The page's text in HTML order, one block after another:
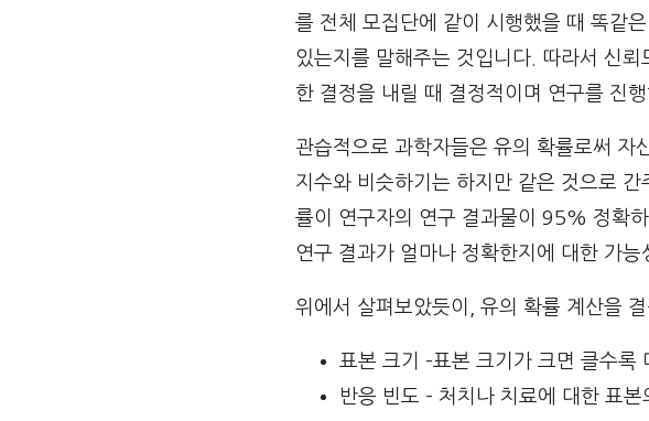
를 전체 모집단에 같이 시행했을 때 똑같
있는지를 말해주는 것입니다. 따라서 신
한 결정을 내릴 때 결정적이며 연구를 진
관습적으로 과학자들은 유의 확률로써 자
지수와 비슷하기는 하지만 같은 것으로
률이 연구자의 연구 결과물이 95% 정확
연구 결과가 얼마나 정확한지에 대한 가능
위에서 살펴보았듯이, 유의 확률 계산을
표본 크기 –표본 크기가 크면 클수록
반응 빈도 – 처치나 치료에 대한 표